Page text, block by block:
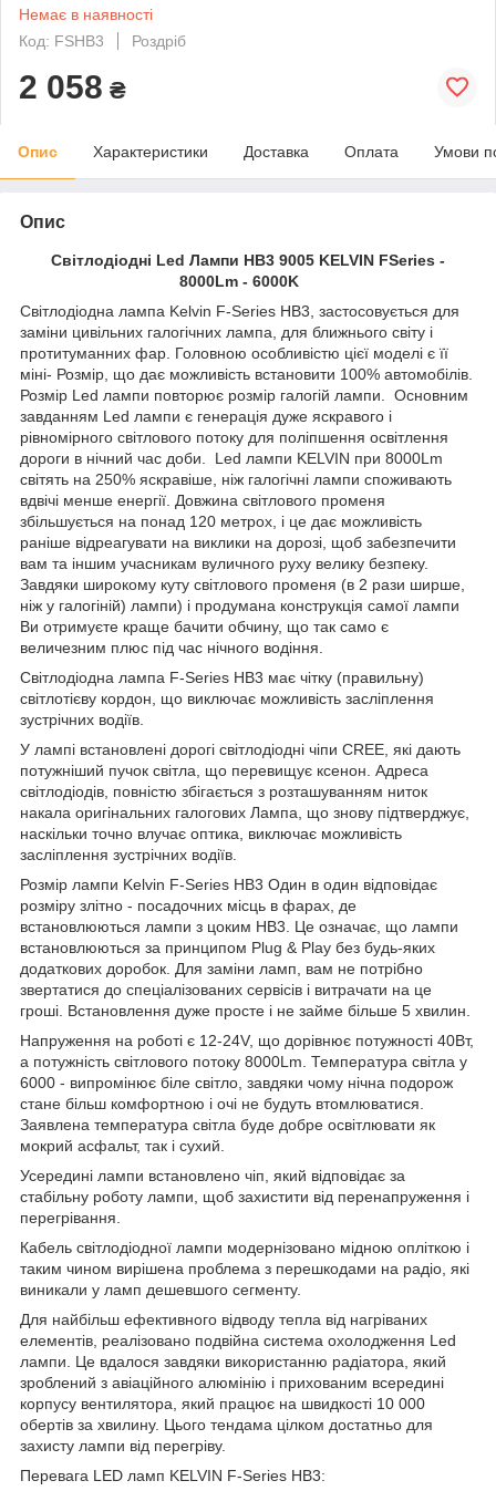
Немає в наявності
Код: FSHB3
Роздріб
2 058 ₴
Опис Характеристики Доставка Оплата Умови
Опис
Світлодіодні Led Лампи HB3 9005 KELVIN FSeries -
8000Lm - 6000K
Світлодіодна лампа Kelvin F-Series HВ3, застосовується для
заміни цивільних галогічних лампа, для ближнього світу і
протитуманних фар. Головною особливістю цієї моделі є її
міні- Розмір, що дає можливість встановити 100% автомобілів.
Розмір Led лампи повторює розмір галогій лампи. Основним
завданням Led лампи є генерація дуже яскравого і
рівномірного світлового потоку для поліпшення освітлення
дороги в нічний час доби. Led лампи KELVIN при 8000Lm
світять на 250% яскравіше, ніж галогічні лампи споживають
вдвічі менше енергії. Довжина світлового променя
збільшується на понад 120 метрох, і це дає можливість
раніше відреагувати на виклики на дорозі, щоб забезпечити
вам та іншим учасникам вуличного руху велику безпеку.
Завдяки широкому куту світлового променя (в 2 рази ширше,
ніж у галогіній) лампи) і продумана конструкція самої лампи
Ви отримуєте краще бачити обчину, що так само є
величезним плюс під час нічного водіння.
Світлодіодна лампа F-Series НВ3 має чітку (правильну)
світлотієву кордон, що виключає можливість засліплення
зустрічних водіїв.
У лампі встановлені дорогі світлодіодні чіпи CREE, які дають
потужніший пучок світла, що перевищує ксенон. Адреса
світлодіодів, повністю збігається з розташуванням ниток
накала оригінальних галогових Лампа, що знову підтверджує,
наскільки точно влучає оптика, виключає можливість
засліплення зустрічних водіїв.
Розмір лампи Kelvin F-Series HВ3 Один в один відповідає
розміру злітно - посадочних місць в фарах, де
встановлюються лампи з цоким НВ3. Це означає, що лампи
встановлюються за принципом Plug & Play без будь-яких
додаткових доробок. Для заміни ламп, вам не потрібно
звертатися до спеціалізованих сервісів і витрачати на це
гроші. Встановлення дуже просте і не займе більше 5 хвилин.
Напруження на роботі є 12-24V, що дорівнює потужності 40Вт,
а потужність світлового потоку 8000Lm. Температура світла у
6000 - випромінює біле світло, завдяки чому нічна подорож
стане більш комфортною і очі не будуть втомлюватися.
Заявлена температура світла буде добре освітлювати як
мокрий асфальт, так і сухий.
Усередині лампи встановлено чіп, який відповідає за
стабільну роботу лампи, щоб захистити від перенапруження і
перегрівання.
Кабель світлодіодної лампи модернізовано мідною опліткою і
таким чином вирішена проблема з перешкодами на радіо, які
виникали у ламп дешевшого сегменту.
Для найбільш ефективного відводу тепла від нагріваних
елементів, реалізовано подвійна система охолодження Led
лампи. Це вдалося завдяки використанню радіатора, який
зроблений з авіаційного алюмінію і прихованим всередині
корпусу вентилятора, який працює на швидкості 10 000
обертів за хвилину. Цього тендама цілком достатньо для
захисту лампи від перегріву.
Перевага LED ламп KELVIN F-Series HВ3: